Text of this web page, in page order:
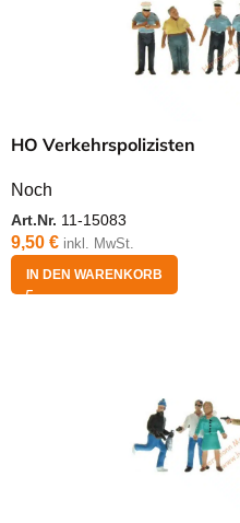
HO Verkehrspolizisten
Noch
Art.Nr. 11-15083
9,50 € inkl. MwSt.
IN DEN WARENKORB